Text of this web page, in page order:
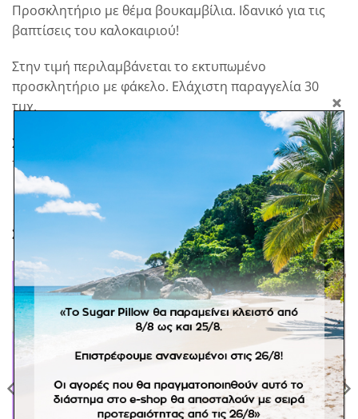
Προσκλητήριο με θέμα βουκαμβίλια. Ιδανικό για τις
βαπτίσεις του καλοκαιριού!
Στην τιμή περιλαμβάνεται το εκτυπωμένο
προσκλητήριο με φάκελο. Ελάχιστη παραγγελία 30
τμχ.
Σε προπαραγγελία. *Στα προϊόντα κατόπιν
παραγγελίας δεν ισχύει η πληρωμή με αντικαταβολή.
ΣΧΕΤΙΚΆ ΠΡΟΪΌΝΤΑ
Πρόσθήκη
στην
λίστα
επιθυμιών
Πρόσθήκη
στην
λίστα
επιθυμιών